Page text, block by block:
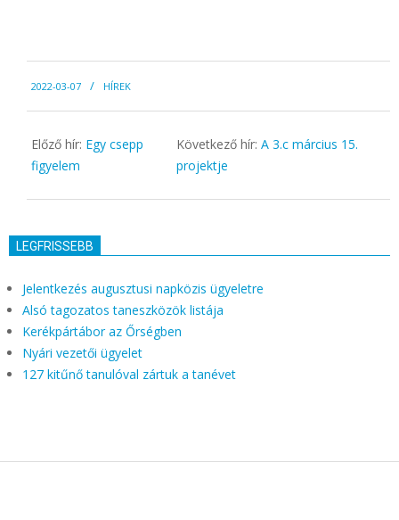
03-
07
2022-03-07 HÍREK
Előző hír: Egy csepp
figyelem
Következő hír:A 3.c március 15.
projektje
LEGFRISSEBB
Jelentkezés augusztusi napközis ügyeletre
Alsó tagozatos taneszközök listája
Kerékpártábor az Őrségben
Nyári vezetői ügyelet
127 kitűnő tanulóval zártuk a tanévet